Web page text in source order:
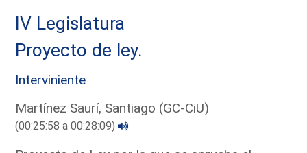
IV Legislatura
Proyecto de ley.
Interviniente
Martínez Saurí, Santiago (GC-CiU)
(00:25:58 a 00:28:09)